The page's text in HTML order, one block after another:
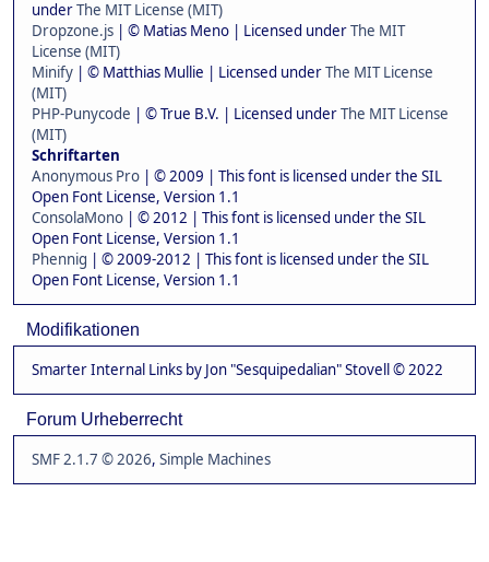
underThe MIT License (MIT)
Dropzone.js | © Matias Meno | Licensed underThe MIT
License (MIT)
Minify | © Matthias Mullie | Licensed underThe MIT License
(MIT)
PHP-Punycode | © True B.V. | Licensed underThe MIT License
(MIT)
Schriftarten
Anonymous Pro | © 2009 | This font is licensed under the SIL
Open Font License, Version 1.1
ConsolaMono | © 2012 | This font is licensed under the SIL
Open Font License, Version 1.1
Phennig | © 2009-2012 | This font is licensed under the SIL
Open Font License, Version 1.1
Modifikationen
Smarter Internal Links by Jon "Sesquipedalian" Stovell © 2022
Forum Urheberrecht
SMF 2.1.7 © 2026, Simple Machines